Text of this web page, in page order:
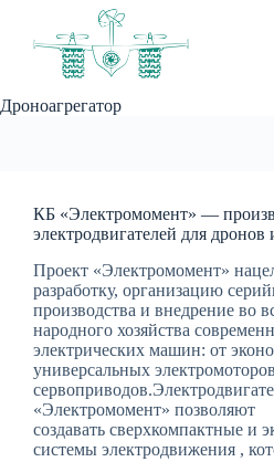
Дроноагрегатор
КБ «Электромомент» —
электродвигателей для дронов
Проект «Электромомент»
разработку, организацию
производства и внедрение во
народного хозяйства
электрических машин: от
универсальных
«Электромомент» позволяют
создавать сверхкомпактные и
системы электродвижения ,